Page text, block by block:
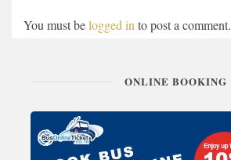
You must belogged in to post a comment.
ONLINE BOOKING